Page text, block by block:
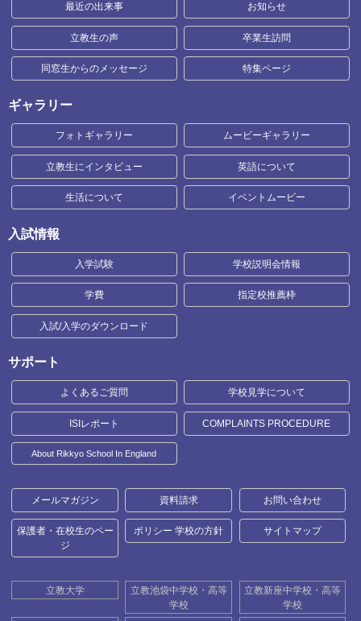
最近の出来事 お知らせ
立教生の声 卒業生訪問
同窓生からのメッセージ 特集ページ
ギャラリー
フォトギャラリー ムービーギャラリー
立教生にインタビュー 英語について
生活について イベントムービー
入試情報
入学試験 学校説明会情報
学費 指定校推薦枠
入試/入学のダウンロード
サポート
よくあるご質問 学校見学について
ISIレポート COMPLAINTS PROCEDURE
About Rikkyo School In England
メールマガジン 資料請求 お問い合わせ
保護者・在校生のペー
ジ
ポリシー 学校の方針 サイトマップ
立教大学
立教池袋中学校・高等
学校
立教新座中学校・高等
学校